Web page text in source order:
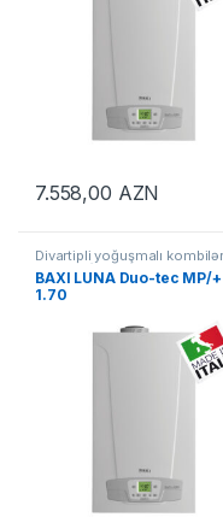
7.558,00 AZN
Divartipli yoğuşmalı kombilər
KOMBİLƏR
BAXI LUNA Duo-tec MP/+
1.70